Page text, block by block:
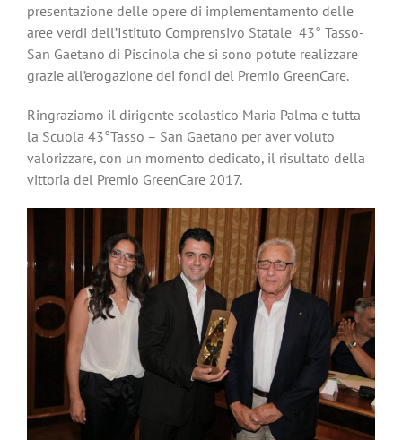
presentazione delle opere di implementamento delle
aree verdi dell’Istituto Comprensivo Statale 43° Tasso-
San Gaetano di Piscinola che si sono potute realizzare
grazie all’erogazione dei fondi del Premio GreenCare.
Ringraziamo il dirigente scolastico Maria Palma e tutta
la Scuola 43°Tasso – San Gaetano per aver voluto
valorizzare, con un momento dedicato, il risultato della
vittoria del Premio GreenCare 2017.